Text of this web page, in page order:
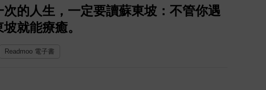
次的人生，一定要讀蘇東坡：不管你遇
就能療癒。
Readmoo 電子書